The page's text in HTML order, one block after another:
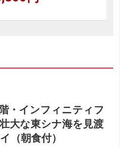
階・インフィニティフ
大な東シナ海を見渡
（朝食付）